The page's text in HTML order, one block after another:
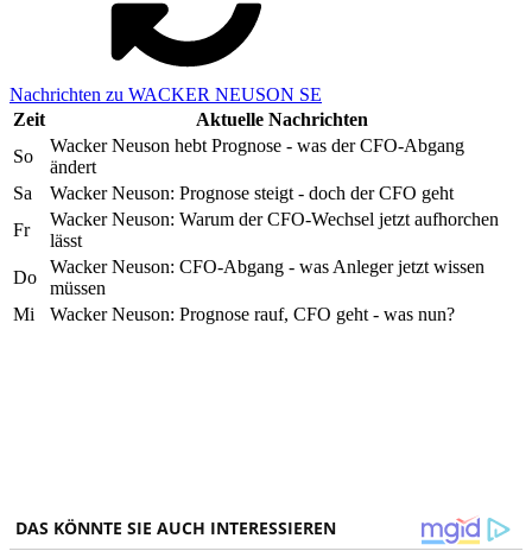
Nachrichten zu WACKER NEUSON SE
Zeit
Aktuelle Nachrichten
So
Wacker Neuson hebt Prognose - was der CFO-Abgang
ändert
Sa
Wacker Neuson: Prognose steigt - doch der CFO geht
Fr
Wacker Neuson: Warum der CFO-Wechsel jetzt aufhorchen
lässt
Do
Wacker Neuson: CFO-Abgang - was Anleger jetzt wissen
müssen
Mi
Wacker Neuson: Prognose rauf, CFO geht - was nun?